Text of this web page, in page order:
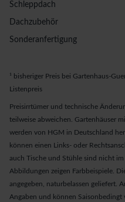
Schleppdach
Dachzubehör
Sonderanfertigung
¹ bisheriger Preis bei Gartenhaus-
Listenpreis
Preisirrtümer und technische
teilweise abweichen. Gartenhäuser
werden von HGM in Deutschland
können einen Links- oder
auch Tische und Stühle sind nicht
Abbildungen zeigen Farbbeispiele.
angegeben, naturbelassen geliefert.
Angaben und können Saisonbedingt